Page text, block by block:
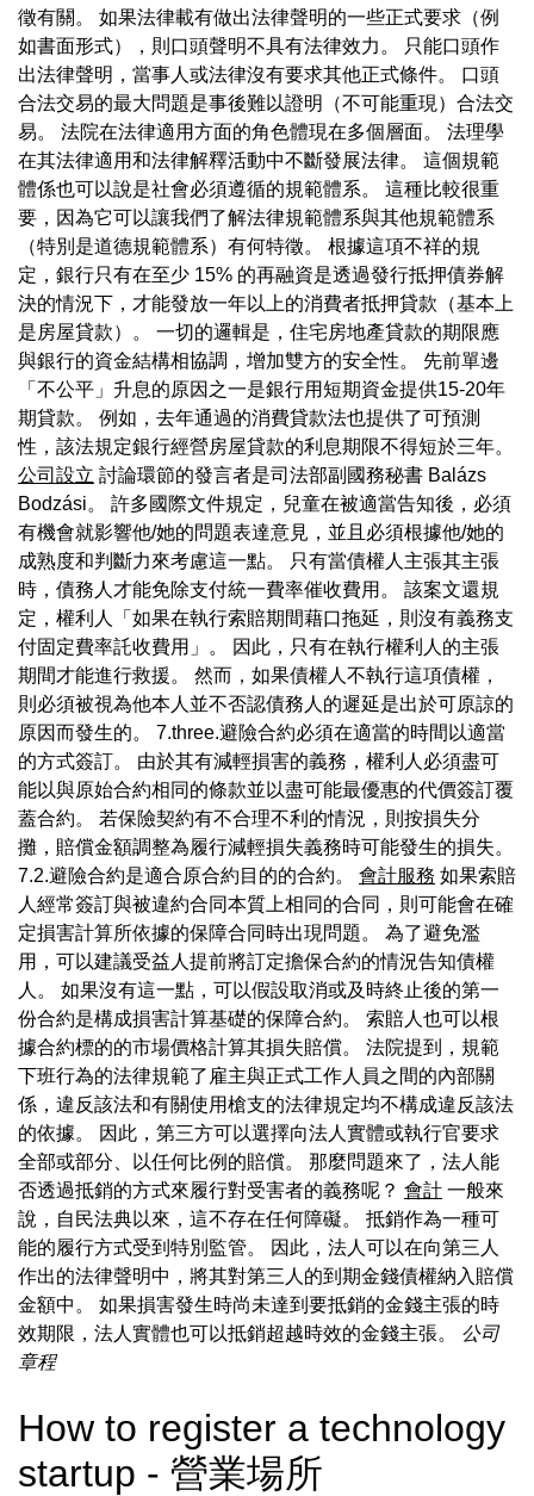
徵有關。 如果法律載有做出法律聲明的一些正式要求（例
如書面形式），則口頭聲明不具有法律效力。 只能口頭作
出法律聲明，當事人或法律沒有要求其他正式條件。 口頭
合法交易的最大問題是事後難以證明（不可能重現）合法交
易。 法院在法律適用方面的角色體現在多個層面。 法理學
在其法律適用和法律解釋活動中不斷發展法律。 這個規範
體係也可以說是社會必須遵循的規範體系。 這種比較很重
要，因為它可以讓我們了解法律規範體系與其他規範體系
（特別是道德規範體系）有何特徵。 根據這項不祥的規
定，銀行只有在至少 15% 的再融資是透過發行抵押債券解
決的情況下，才能發放一年以上的消費者抵押貸款（基本上
是房屋貸款）。 一切的邏輯是，住宅房地產貸款的期限應
與銀行的資金結構相協調，增加雙方的安全性。 先前單邊
「不公平」升息的原因之一是銀行用短期資金提供15-20年
期貸款。 例如，去年通過的消費貸款法也提供了可預測
性，該法規定銀行經營房屋貸款的利息期限不得短於三年。
公司設立 討論環節的發言者是司法部副國務秘書 Balázs
Bodzási。 許多國際文件規定，兒童在被適當告知後，必須
有機會就影響他/她的問題表達意見，並且必須根據他/她的
成熟度和判斷力來考慮這一點。 只有當債權人主張其主張
時，債務人才能免除支付統一費率催收費用。 該案文還規
定，權利人「如果在執行索賠期間藉口拖延，則沒有義務支
付固定費率託收費用」。 因此，只有在執行權利人的主張
期間才能進行救援。 然而，如果債權人不執行這項債權，
則必須被視為他本人並不否認債務人的遲延是出於可原諒的
原因而發生的。 7.three.避險合約必須在適當的時間以適當
的方式簽訂。 由於其有減輕損害的義務，權利人必須盡可
能以與原始合約相同的條款並以盡可能最優惠的代價簽訂覆
蓋合約。 若保險契約有不合理不利的情況，則按損失分
攤，賠償金額調整為履行減輕損失義務時可能發生的損失。
7.2.避險合約是適合原合約目的的合約。 會計服務 如果索賠
人經常簽訂與被違約合同本質上相同的合同，則可能會在確
定損害計算所依據的保障合同時出現問題。 為了避免濫
用，可以建議受益人提前將訂定擔保合約的情況告知債權
人。 如果沒有這一點，可以假設取消或及時終止後的第一
份合約是構成損害計算基礎的保障合約。 索賠人也可以根
據合約標的的市場價格計算其損失賠償。 法院提到，規範
下班行為的法律規範了雇主與正式工作人員之間的內部關
係，違反該法和有關使用槍支的法律規定均不構成違反該法
的依據。 因此，第三方可以選擇向法人實體或執行官要求
全部或部分、以任何比例的賠償。 那麼問題來了，法人能
否透過抵銷的方式來履行對受害者的義務呢？ 會計 一般來
說，自民法典以來，這不存在任何障礙。 抵銷作為一種可
能的履行方式受到特別監管。 因此，法人可以在向第三人
作出的法律聲明中，將其對第三人的到期金錢債權納入賠償
金額中。 如果損害發生時尚未達到要抵銷的金錢主張的時
效期限，法人實體也可以抵銷超越時效的金錢主張。 公司
章程
How to register a technology
startup - 營業場所